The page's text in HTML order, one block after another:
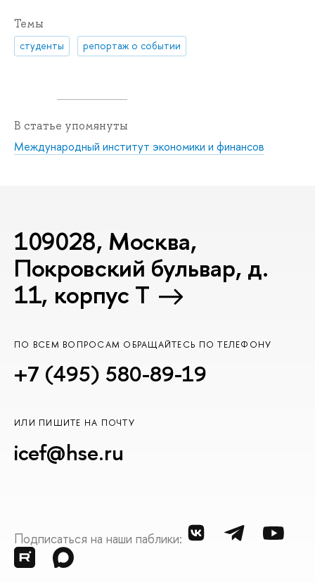
Темы
студенты репортаж о событии
В статье упомянуты
Международный институт экономики и финансов
109028, Москва,
Покровский бульвар, д.
11, корпус T
ПО ВСЕМ ВОПРОСАМ ОБРАЩАЙТЕСЬ ПО ТЕЛЕФОНУ
+7 (495) 580-89-19
ИЛИ ПИШИТЕ НА ПОЧТУ
icef@hse.ru
Подписаться на наши паблики: